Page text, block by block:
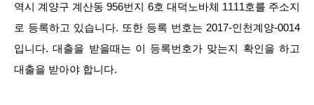
역시 계양구 계산동 956번지 6호 대덕노바체 1111호를 주소지
로 등록하고 있습니다. 또한 등록 번호는 2017-인천계양-0014
입니다. 대출을 받을때는 이 등록번호가 맞는지 확인을 하고
대출을 받아야 합니다.